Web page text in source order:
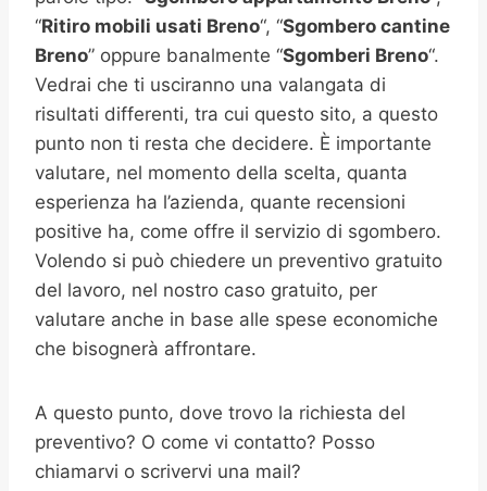
“Ritiro mobili usati Breno“, “Sgombero cantine
Breno” oppure banalmente “Sgomberi Breno“.
Vedrai che ti usciranno una valangata di
risultati differenti, tra cui questo sito, a questo
punto non ti resta che decidere. È importante
valutare, nel momento della scelta, quanta
esperienza ha l’azienda, quante recensioni
positive ha, come offre il servizio di sgombero.
Volendo si può chiedere un preventivo gratuito
del lavoro, nel nostro caso gratuito, per
valutare anche in base alle spese economiche
che bisognerà affrontare.
A questo punto, dove trovo la richiesta del
preventivo? O come vi contatto? Posso
chiamarvi o scrivervi una mail?